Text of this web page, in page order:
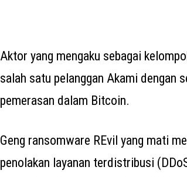
Aktor yang mengaku sebagai
salah satu pelanggan Akami dengan
pemerasan dalam Bitcoin.
Geng ransomware REvil yang mati
penolakan layanan terdistribusi